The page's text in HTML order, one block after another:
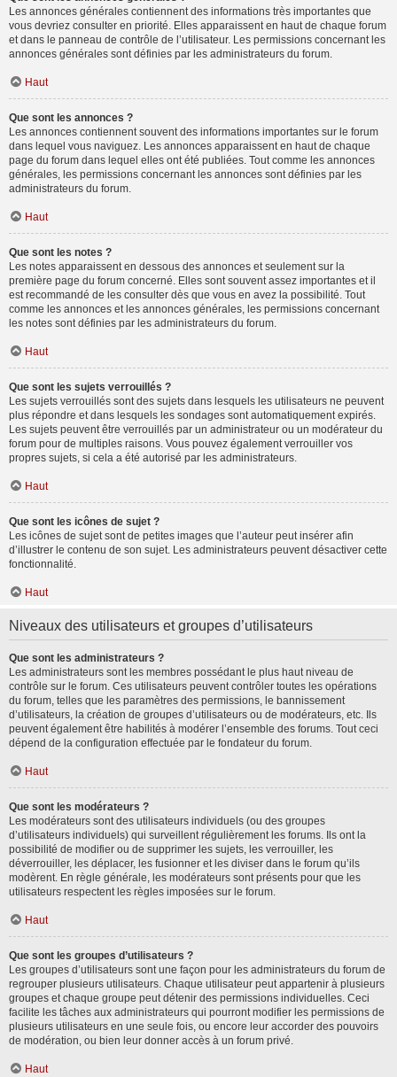
Les annonces générales contiennent des informations très importantes que
vous devriez consulter en priorité. Elles apparaissent en haut de chaque forum
et dans le panneau de contrôle de l’utilisateur. Les permissions concernant les
annonces générales sont définies par les administrateurs du forum.
Haut
Que sont les annonces ?
Les annonces contiennent souvent des informations importantes sur le forum
dans lequel vous naviguez. Les annonces apparaissent en haut de chaque
page du forum dans lequel elles ont été publiées. Tout comme les annonces
générales, les permissions concernant les annonces sont définies par les
administrateurs du forum.
Haut
Que sont les notes ?
Les notes apparaissent en dessous des annonces et seulement sur la
première page du forum concerné. Elles sont souvent assez importantes et il
est recommandé de les consulter dès que vous en avez la possibilité. Tout
comme les annonces et les annonces générales, les permissions concernant
les notes sont définies par les administrateurs du forum.
Haut
Que sont les sujets verrouillés ?
Les sujets verrouillés sont des sujets dans lesquels les utilisateurs ne peuvent
plus répondre et dans lesquels les sondages sont automatiquement expirés.
Les sujets peuvent être verrouillés par un administrateur ou un modérateur du
forum pour de multiples raisons. Vous pouvez également verrouiller vos
propres sujets, si cela a été autorisé par les administrateurs.
Haut
Que sont les icônes de sujet ?
Les icônes de sujet sont de petites images que l’auteur peut insérer afin
d’illustrer le contenu de son sujet. Les administrateurs peuvent désactiver cette
fonctionnalité.
Haut
Niveaux des utilisateurs et groupes d’utilisateurs
Que sont les administrateurs ?
Les administrateurs sont les membres possédant le plus haut niveau de
contrôle sur le forum. Ces utilisateurs peuvent contrôler toutes les opérations
du forum, telles que les paramètres des permissions, le bannissement
d’utilisateurs, la création de groupes d’utilisateurs ou de modérateurs, etc. Ils
peuvent également être habilités à modérer l’ensemble des forums. Tout ceci
dépend de la configuration effectuée par le fondateur du forum.
Haut
Que sont les modérateurs ?
Les modérateurs sont des utilisateurs individuels (ou des groupes
d’utilisateurs individuels) qui surveillent régulièrement les forums. Ils ont la
possibilité de modifier ou de supprimer les sujets, les verrouiller, les
déverrouiller, les déplacer, les fusionner et les diviser dans le forum qu’ils
modèrent. En règle générale, les modérateurs sont présents pour que les
utilisateurs respectent les règles imposées sur le forum.
Haut
Que sont les groupes d’utilisateurs ?
Les groupes d’utilisateurs sont une façon pour les administrateurs du forum de
regrouper plusieurs utilisateurs. Chaque utilisateur peut appartenir à plusieurs
groupes et chaque groupe peut détenir des permissions individuelles. Ceci
facilite les tâches aux administrateurs qui pourront modifier les permissions de
plusieurs utilisateurs en une seule fois, ou encore leur accorder des pouvoirs
de modération, ou bien leur donner accès à un forum privé.
Haut